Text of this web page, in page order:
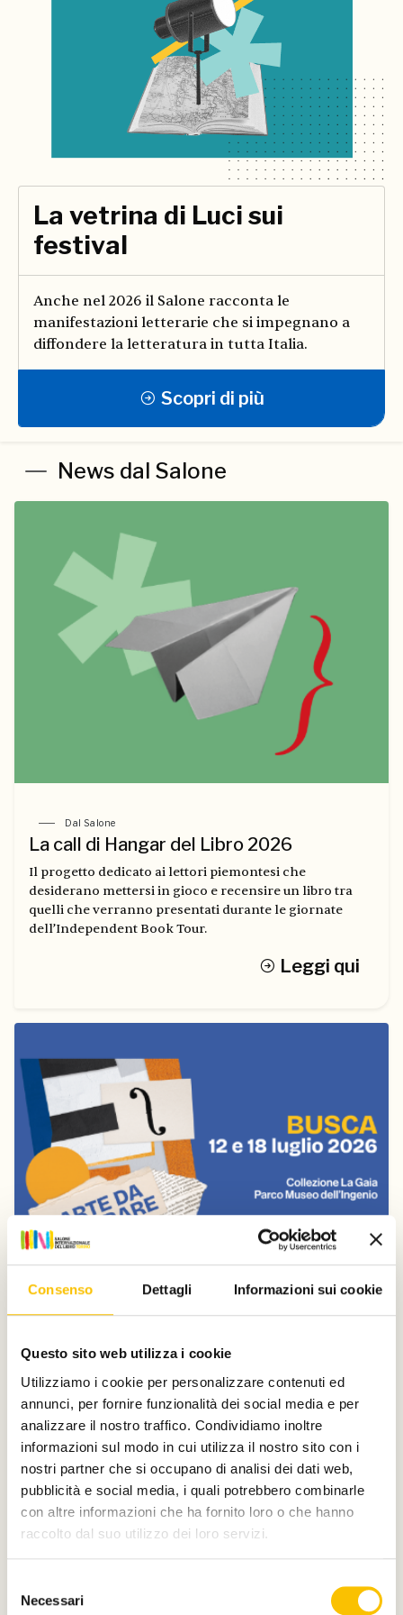
Consenso Dettagli Informazioni sui cookie
Questo sito web utilizza i cookie
Utilizziamo i cookie per personalizzare contenuti ed
annunci, per fornire funzionalità dei social media e per
analizzare il nostro traffico. Condividiamo inoltre
informazioni sul modo in cui utilizza il nostro sito con i
nostri partner che si occupano di analisi dei dati web,
pubblicità e social media, i quali potrebbero combinarle
con altre informazioni che ha fornito loro o che hanno
raccolto dal suo utilizzo dei loro servizi.
delNecessari
La vetrina di Luci sui
festival
Anche nel 2026 il Salone racconta le
manifestazioni letterarie che si impegnano a
diffondere la letteratura in tutta Italia.
Scopri di più
News dal Salone
Dal Salone
La call di Hangar del Libro 2026
Il progetto dedicato ai lettori piemontesi che
desiderano mettersi in gioco e recensire un libro tra
quelli che verranno presentati durante le giornate
dell’Independent Book Tour.
Leggi qui
Donatella Di Pietrantonio e Nicola
Lagioia a Carte da decifrare
Domenica 12 e sabato 18 luglio, la Collezione La Gaia e il
Parco Museo dell’Ingenio a Busca (CN) ospitano la
nona edizione della rassegna di letteratura e musica
dal vivo organizzata da Fondazione Artea.
Leggi qui